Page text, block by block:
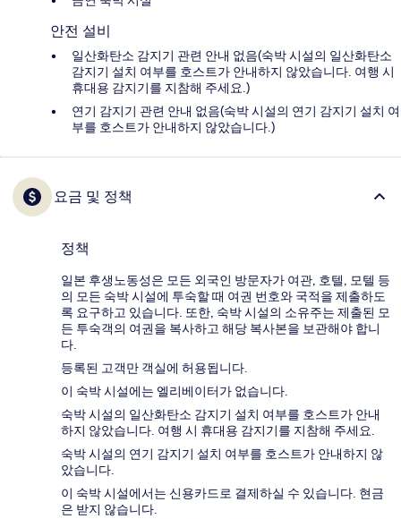
안전 설비
일산화탄소 감지기 관련 안내 없음(숙박 시설의 일산화탄소
감지기 설치 여부를 호스트가 안내하지 않았습니다. 여행 시
휴대용 감지기를 지참해 주세요.)
연기 감지기 관련 안내 없음(숙박 시설의 연기 감지기 설치 여
부를 호스트가 안내하지 않았습니다.)
요금 및 정책
정책
일본 후생노동성은 모든 외국인 방문자가 여관, 호텔, 모텔 등
의 모든 숙박 시설에 투숙할 때 여권 번호와 국적을 제출하도
록 요구하고 있습니다. 또한, 숙박 시설의 소유주는 제출된 모
든 투숙객의 여권을 복사하고 해당 복사본을 보관해야 합니
다.
등록된 고객만 객실에 허용됩니다.
이 숙박 시설에는 엘리베이터가 없습니다.
숙박 시설의 일산화탄소 감지기 설치 여부를 호스트가 안내
하지 않았습니다. 여행 시 휴대용 감지기를 지참해 주세요.
숙박 시설의 연기 감지기 설치 여부를 호스트가 안내하지 않
았습니다.
이 숙박 시설에서는 신용카드로 결제하실 수 있습니다. 현금
은 받지 않습니다.